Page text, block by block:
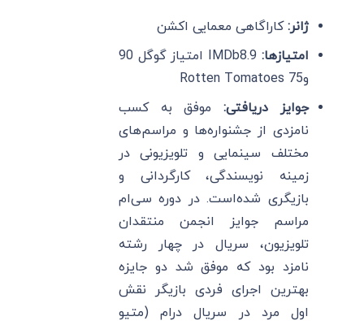
ژانر:کاراگاهی معمایی اکشن
امتیازها:
IMDb8.9 امتیاز گوگل 90
وRotten Tomatoes 75
جوایز دریافتی:موفق به کسب
نامزدی از جشنواره‌ها و مراسم‌های
مختلف سینمایی و تلویزیونی در
زمینه نویسندگی، کارگردانی و
بازیگری شده‌است. در دوره سی‌ام
مراسم جوایز انجمن منتقدان
تلویزیون، سریال در چهار رشته
نامزد بود که موفق شد دو جایزه
بهترین اجرای فردی بازیگر نقش
اول مرد در سریال درام (متیو